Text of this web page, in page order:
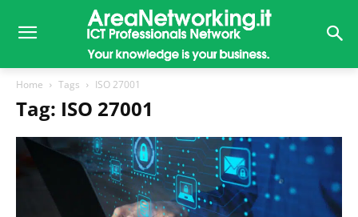
Home Tags ISO 27001
Tag: ISO 27001